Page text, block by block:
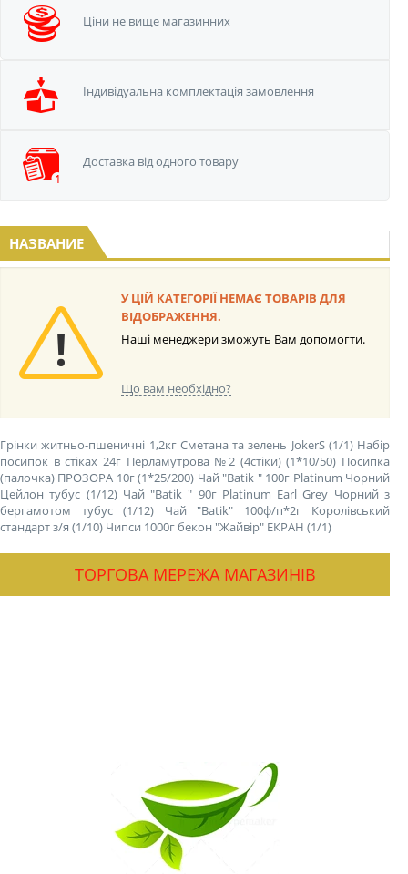
Ціни не вище магазинних
Iндивідуальна комплектація замовлення
Доставка від одного товару
НАЗВАНИЕ
У ЦІЙ КАТЕГОРІЇ НЕМАЄ ТОВАРІВ ДЛЯ
ВІДОБРАЖЕННЯ.
Наші менеджери зможуть Вам допомогти.
Що вам необхідно?
Грінки житньо-пшеничні 1,2кг Сметана та зелень JokerS (1/1) Набір
посипок в стіках 24г Перламутрова №2 (4стіки) (1*10/50) Посипка
(палочка) ПРОЗОРА 10г (1*25/200) Чай "Batik " 100г Platinum Чорний
Цейлон тубус (1/12) Чай "Batik " 90г Platinum Earl Grey Чорний з
бергамотом тубус (1/12)
Чай "Batik" 100ф/п*2г Королівський
стандарт з/я (1/10) Чипси 1000г бекон "Жайвір" ЕКРАН (1/1)
ТОРГОВА МЕРЕЖА МАГАЗИНІВ